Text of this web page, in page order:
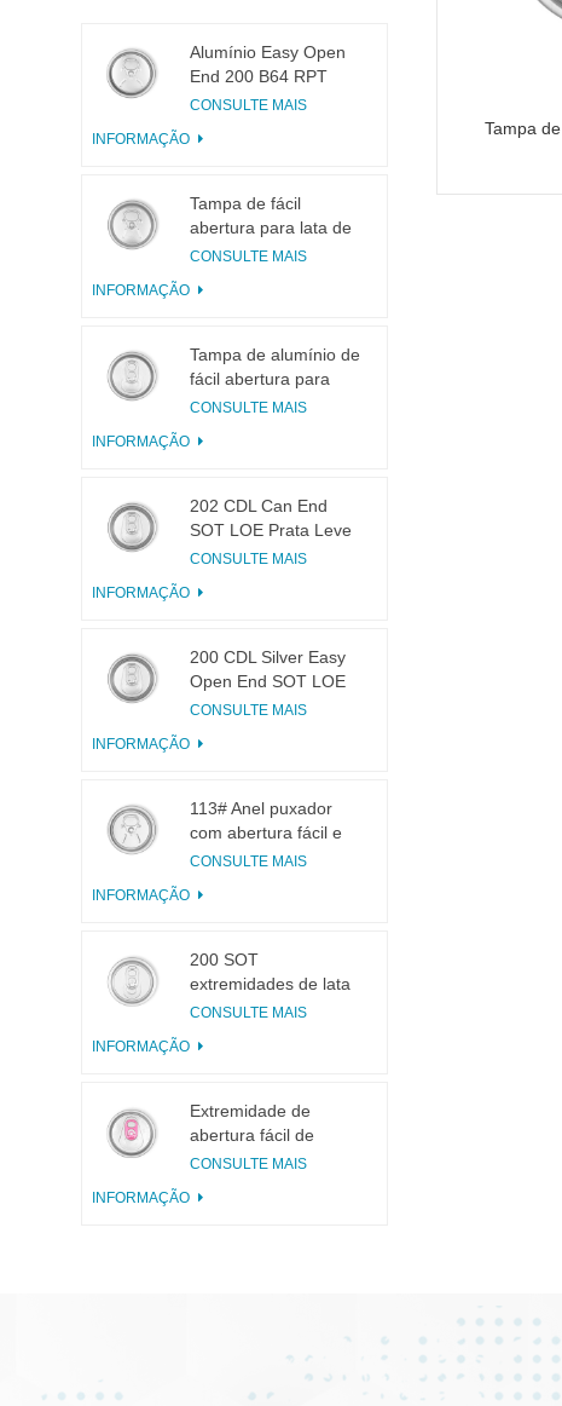
Tampa
Alumínio Easy Open
End 200 B64 RPT
LOE
CONSULTE MAIS
INFORMAÇÃO
Tampa de fácil
abertura para lata de
bebidas 200 B64 RPT
CONSULTE MAIS
INFORMAÇÃO
Tampa de alumínio de
fácil abertura para
latas 200 B64 SOT
CONSULTE MAIS
INFORMAÇÃO
202 CDL Can End
SOT LOE Prata Leve
EOE
CONSULTE MAIS
INFORMAÇÃO
200 CDL Silver Easy
Open End SOT LOE
Epóxi
CONSULTE MAIS
INFORMAÇÃO
113# Anel puxador
com abertura fácil e
pequena abertura
CONSULTE MAIS
INFORMAÇÃO
200 SOT
extremidades de lata
de alumínio de 3
de alimentos e
CONSULTE MAIS
INFORMAÇÃO
Extremidade de
abertura fácil de
alumínio incisa com
CONSULTE MAIS
INFORMAÇÃO